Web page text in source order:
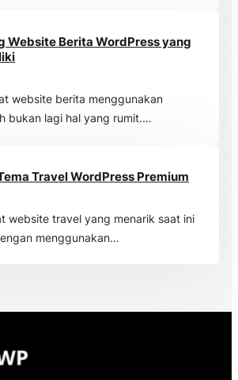
Website Berita WordPress yang
website berita menggunakan
bukan lagi hal yang rumit.…
Travel WordPress Premium
website travel yang menarik saat ini
menggunakan…